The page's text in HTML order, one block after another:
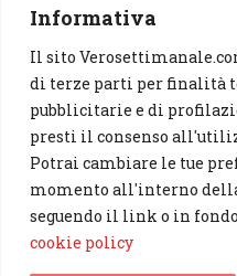
Informativa
Il sito
di terze parti per finalità
pubblicitarie e di
presti il consenso
Potrai cambiare le tue
momento all'interno della
seguendo il link o in
cookie policy
Eventi(330)
Artisti (241)
News(239)
Cerca
© 2023 Verosettimanale.com. All